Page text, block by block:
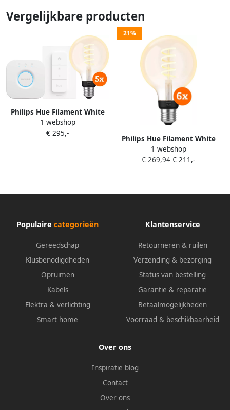
Vergelijkbare producten
Philips Hue Filament White
Ambiance Globe 5-Pack
Startpakket
1 webshop
€ 295,-
21%
Philips Hue Filament White
Ambiance Globe 6-pack
1 webshop
€ 269,94 € 211,-
Populaire categorieën
Gereedschap
Klusbenodigdheden
Opruimen
Kabels
Elektra & verlichting
Smart home
Klantenservice
Retourneren & ruilen
Verzending & bezorging
Status van bestelling
Garantie & reparatie
Betaalmogelijkheden
Voorraad & beschikbaarheid
Over ons
Inspiratie blog
Contact
Over ons